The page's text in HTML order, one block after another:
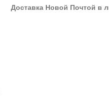
Доставка Новой Почтой в